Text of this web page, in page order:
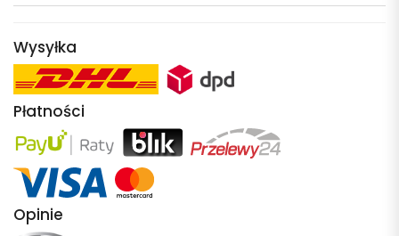
Wysyłka
Płatności
Opinie